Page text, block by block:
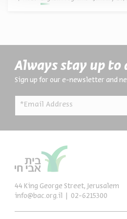
Always stay up to
Sign up for our e-newsletter and
*Email Address
44 King George Street, Jerusalem
info@bac.org.il
02-6215300